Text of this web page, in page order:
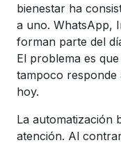
bienestar ha
a uno. WhatsApp,
forman parte del
El problema es
tampoco responde
hoy.
La automatización
atención. Al